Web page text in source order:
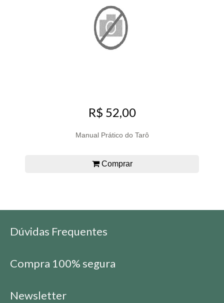
R$ 52,00
Manual Prático do Tarô
Comprar
Dúvidas Frequentes
Compra 100% segura
Newsletter